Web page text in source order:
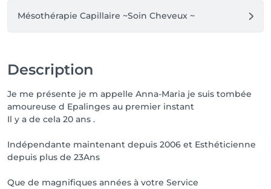
Mésothérapie Capillaire ~Soin Cheveux ~
Description
Je me présente je m appelle Anna-Maria je suis tombée
amoureuse d Epalinges au premier instant
Il y a de cela 20 ans .
Indépendante maintenant depuis 2006 et Esthéticienne
depuis plus de 23Ans
Que de magnifiques années à votre Service